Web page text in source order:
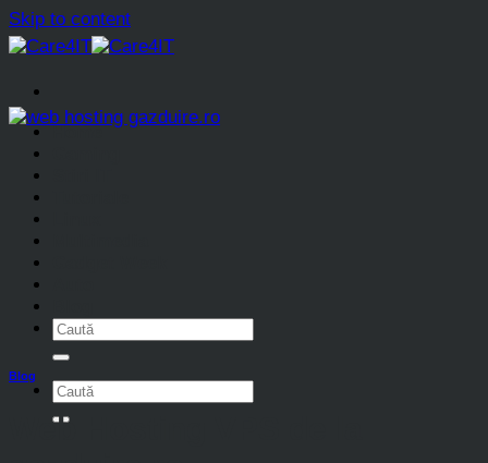
Skip to content
Home
Blog
Web Hosting VPS de la